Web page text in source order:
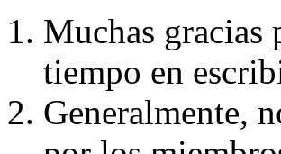
Muchas gracias
tiempo en
Generalmente,